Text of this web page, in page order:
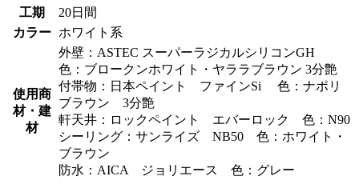
工期
20日間
カラー ホワイト系
使用商
材・建
材
外壁：ASTEC スーパーラジカルシリコンGH
色：ブロークンホワイト・ヤララブラウン 3分艶
付帯物：日本ペイント ファインSi 色：ナポリ
ブラウン 3分艶
軒天井：ロックペイント エバーロック 色：N90
シーリング：サンライズ NB50 色：ホワイト・
ブラウン
防水：AICA ジョリエース 色：グレー